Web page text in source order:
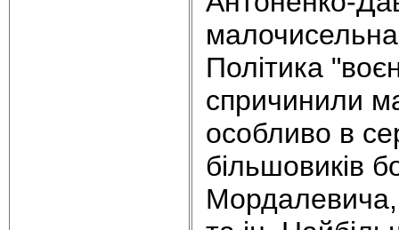
Політика
спричинили
особливо в
більшовиків